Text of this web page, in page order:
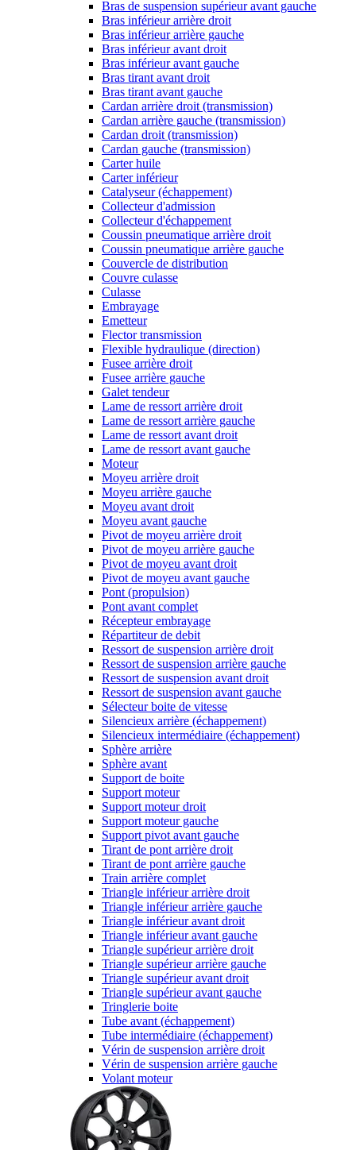
Bras de suspension supérieur avant gauche
Bras inférieur arrière droit
Bras inférieur arrière gauche
Bras inférieur avant droit
Bras inférieur avant gauche
Bras tirant avant droit
Bras tirant avant gauche
Cardan arrière droit (transmission)
Cardan arrière gauche (transmission)
Cardan droit (transmission)
Cardan gauche (transmission)
Carter huile
Carter inférieur
Catalyseur (échappement)
Collecteur d'admission
Collecteur d'échappement
Coussin pneumatique arrière droit
Coussin pneumatique arrière gauche
Couvercle de distribution
Couvre culasse
Culasse
Embrayage
Emetteur
Flector transmission
Flexible hydraulique (direction)
Fusee arrière droit
Fusee arrière gauche
Galet tendeur
Lame de ressort arrière droit
Lame de ressort arrière gauche
Lame de ressort avant droit
Lame de ressort avant gauche
Moteur
Moyeu arrière droit
Moyeu arrière gauche
Moyeu avant droit
Moyeu avant gauche
Pivot de moyeu arrière droit
Pivot de moyeu arrière gauche
Pivot de moyeu avant droit
Pivot de moyeu avant gauche
Pont (propulsion)
Pont avant complet
Récepteur embrayage
Répartiteur de debit
Ressort de suspension arrière droit
Ressort de suspension arrière gauche
Ressort de suspension avant droit
Ressort de suspension avant gauche
Sélecteur boite de vitesse
Silencieux arrière (échappement)
Silencieux intermédiaire (échappement)
Sphère arrière
Sphère avant
Support de boite
Support moteur
Support moteur droit
Support moteur gauche
Support pivot avant gauche
Tirant de pont arrière droit
Tirant de pont arrière gauche
Train arrière complet
Triangle inférieur arrière droit
Triangle inférieur arrière gauche
Triangle inférieur avant droit
Triangle inférieur avant gauche
Triangle supérieur arrière droit
Triangle supérieur arrière gauche
Triangle supérieur avant droit
Triangle supérieur avant gauche
Tringlerie boite
Tube avant (échappement)
Tube intermédiaire (échappement)
Vérin de suspension arrière droit
Vérin de suspension arrière gauche
Volant moteur